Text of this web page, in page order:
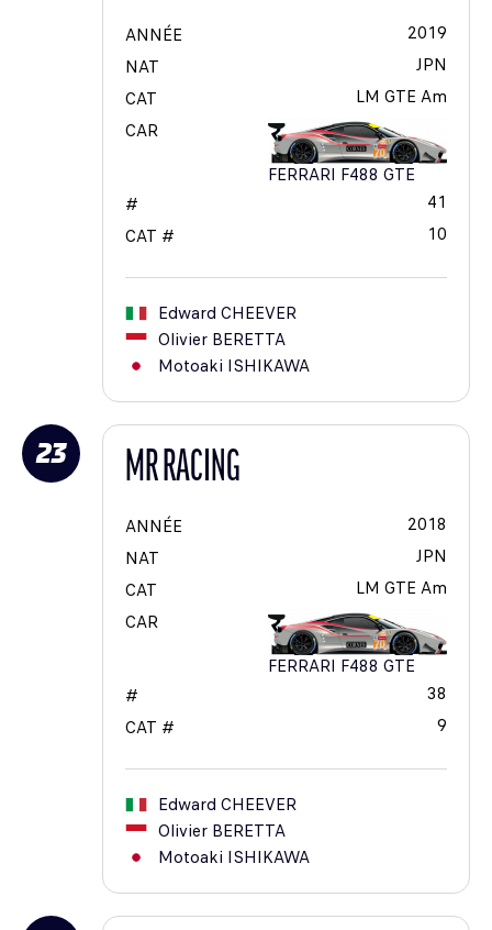
ANNÉE
2019
NAT
JPN
CAT
LM GTE Am
CAR
FERRARI F488 GTE
#
41
CAT #
10
Edward CHEEVER
Olivier BERETTA
Motoaki ISHIKAWA
23 MR RACING
ANNÉE
2018
NAT
JPN
CAT
LM GTE Am
CAR
FERRARI F488 GTE
#
38
CAT #
9
Edward CHEEVER
Olivier BERETTA
Motoaki ISHIKAWA